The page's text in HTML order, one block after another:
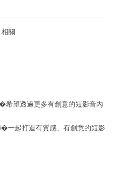
關
希望透過更多有創意的短影音內
一起打造有質感、有創意的短影